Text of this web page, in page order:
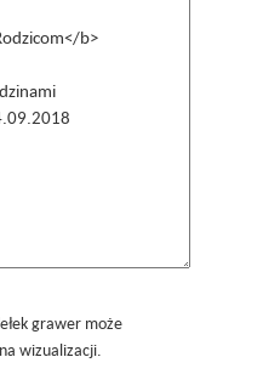
grawer może
wizualizacji.